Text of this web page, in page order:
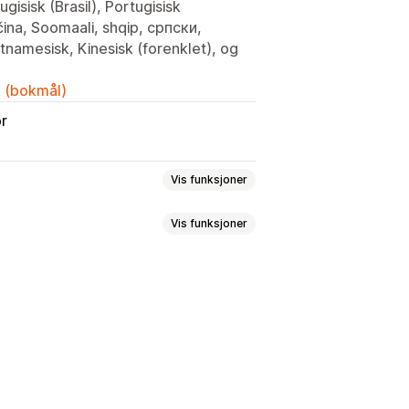
(Brasil), Portugisisk
Soomaali, shqip, српски,
Kinesisk (forenklet), og
(bokmål)
Vis funksjoner
Vis funksjoner